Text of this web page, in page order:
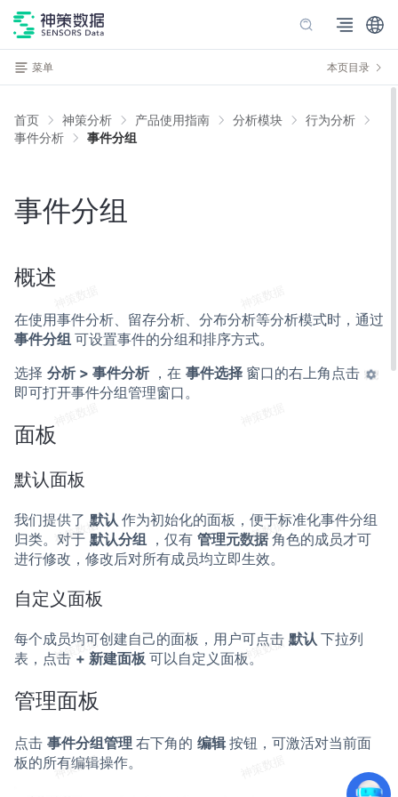
菜单 本页目录
首页 神策分析 产品使用指南 分析模块
行为分析
事件分析
事件分组
事件分组
概述
在使用事件分析、留存分析、分布分析等分析模式时，通过
事件分组 可设置事件的分组和排序方式。
选择 分析 > 事件分析 ，在 事件选择 窗口的右上角点击
即可打开事件分组管理窗口。
面板
默认面板
我们提供了 默认 作为初始化的面板，便于标准化事件分组
归类。对于 默认分组 ，仅有 管理元数据 角色的成员才可
进行修改，修改后对所有成员均立即生效。
自定义面板
每个成员均可创建自己的面板，用户可点击 默认 下拉列
表，点击 + 新建面板 可以自定义面板。
管理面板
点击 事件分组管理 右下角的 编辑按钮，可激活对当前面
板的所有编辑操作。